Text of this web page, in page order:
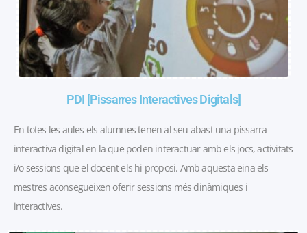
PDI [Pissarres Interactives Digitals]
En totes les aules els alumnes tenen al seu abast una pissarra
interactiva digital en la que poden interactuar amb els jocs, activitats
i/o sessions que el docent els hi proposi. Amb aquesta eina els
mestres aconsegueixen oferir sessions més dinàmiques i
interactives.